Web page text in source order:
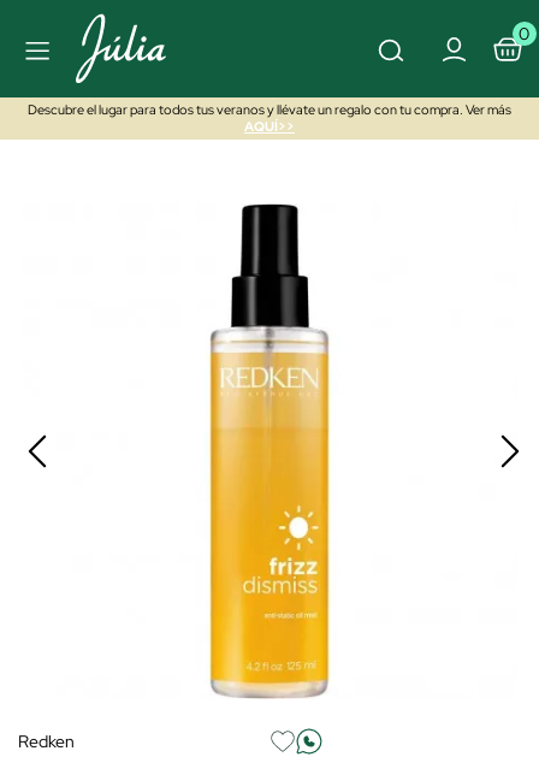
0
Descubre el lugar para todos tus veranos y llévate un regalo con tu compra. Ver más
AQUÍ>>
Redken